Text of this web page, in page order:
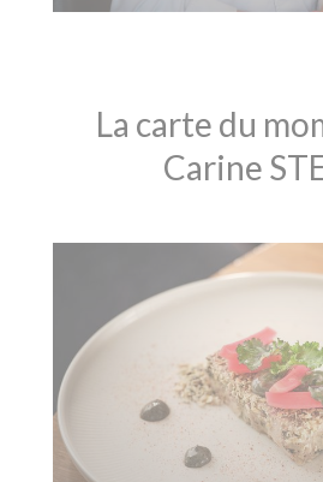
La carte du
Carine